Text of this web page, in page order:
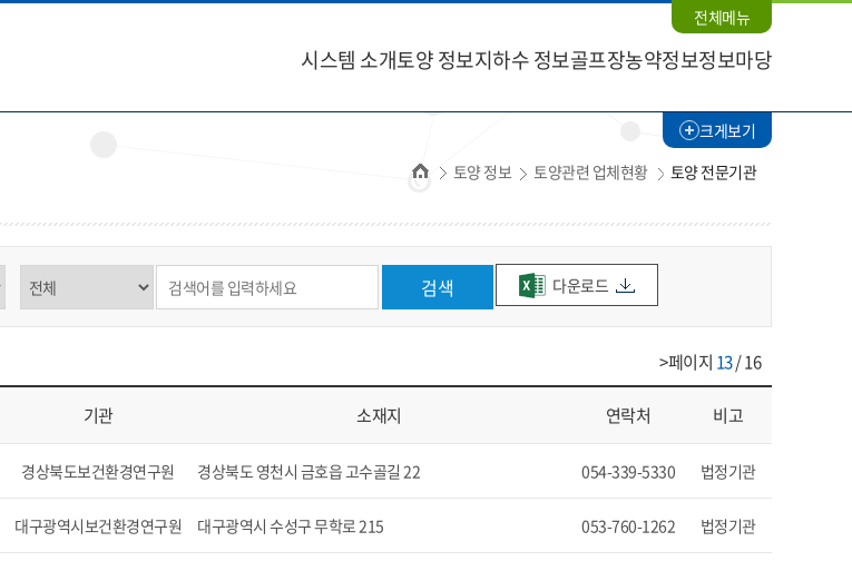
시스템 소개토양 정보지하수 정보골프장농약정보정보마당
전체메뉴
홈 토양 정보 토양관련 업체현황 토양 전문기관
크게보기
검색 다운로드
>페이지 13/ 16
기관 소재지 연락처 비고
경상북도보건환경연구원 경상북도 영천시 금호읍 고수골길 22 054-339-5330 법정기관
대구광역시보건환경연구원 대구광역시 수성구 무학로 215 053-760-1262 법정기관